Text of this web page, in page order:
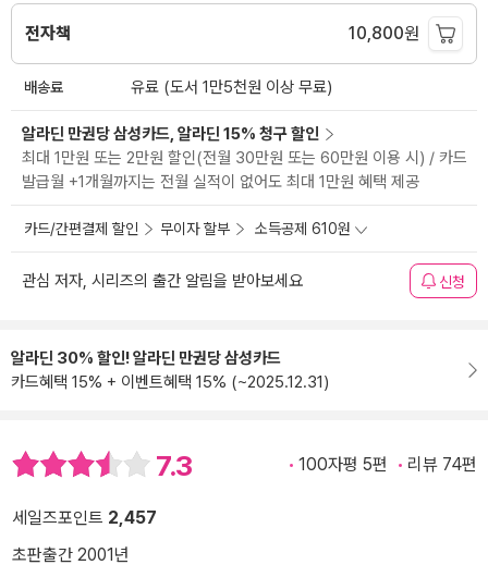
전자책 10,800원
배송료 유료 (도서 1만5천원 이상 무료)
알라딘 만권당 삼성카드, 알라딘 15% 청구 할인
최대 1만원 또는 2만원 할인(전월 30만원 또는 60만원 이용 시) / 카드
발급월 +1개월까지는 전월 실적이 없어도 최대 1만원 혜택 제공
카드/간편결제 할인 무이자 할부 소득공제 610원
관심 저자, 시리즈의 출간 알림을 받아보세요 신청
알라딘 30% 할인! 알라딘 만권당 삼성카드
카드혜택 15% + 이벤트혜택 15% (~2025.12.31)
7.3 100자평 5편 리뷰 74편
세일즈포인트 2,457
초판출간 2001년